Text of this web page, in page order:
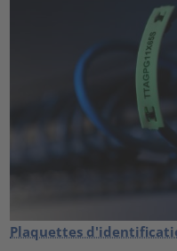
Plaquettes